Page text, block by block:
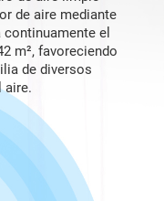
de aire mediante
el
m², favoreciendo
de diversos
aire.